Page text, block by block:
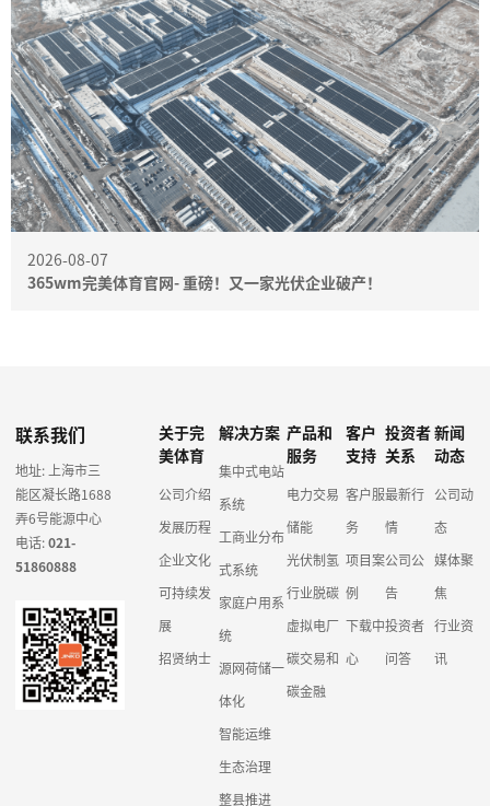
2026-08-07
365wm完美体育官网- 重磅！又一家光伏企业破产！
联系我们
地址: 上海市三
能区凝长路1688
弄6号能源中心
电话:021-
51860888
关于完
美体育
公司介绍
发展历程
企业文化
可持续发
展
招贤纳士
解决方案
集中式电站
系统
工商业分布
式系统
家庭户用系
统
源网荷储一
体化
智能运维
生态治理
整县推进
产品和
服务
电力交易
储能
光伏制氢
行业脱碳
虚拟电厂
碳交易和
碳金融
客户
支持
客户服
务
项目案
例
下载中
心
投资者
关系
最新行
情
公司公
告
投资者
问答
新闻
动态
公司动
态
媒体聚
焦
行业资
讯